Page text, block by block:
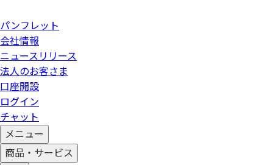
パンフレット
会社情報
ニュースリリース
法人のお客さま
口座開設
ログイン
チャット
メニュー
商品・サービス